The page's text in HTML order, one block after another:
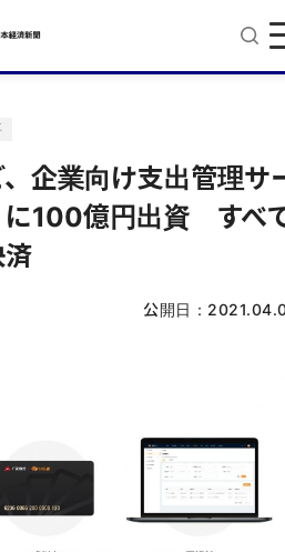
企業向け支出管理サ
に100億円出資 すべ
公開日：